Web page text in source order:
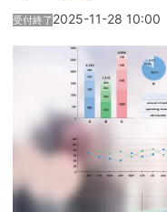
受付終了2025-11-28 10:00